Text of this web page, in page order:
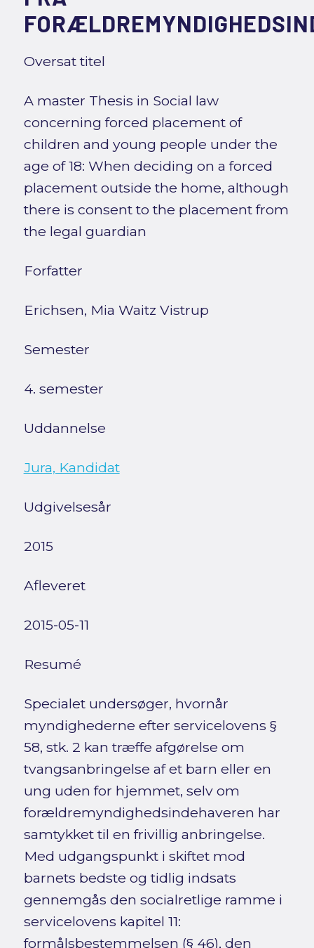
Oversat titel
A master Thesis in Social law
concerning forced placement of
children and young people under the
age of 18: When deciding on a forced
placement outside the home, although
there is consent to the placement from
the legal guardian
Forfatter
Erichsen, Mia Waitz Vistrup
Semester
4. semester
Uddannelse
Jura, Kandidat
Udgivelsesår
2015
Afleveret
2015-05-11
Resumé
Specialet undersøger, hvornår
myndighederne efter servicelovens §
58, stk. 2 kan træffe afgørelse om
tvangsanbringelse af et barn eller en
ung uden for hjemmet, selv om
forældremyndighedsindehaveren har
samtykket til en frivillig anbringelse.
Med udgangspunkt i skiftet mod
barnets bedste og tidlig indsats
gennemgås den socialretlige ramme i
servicelovens kapitel 11:
formålsbestemmelsen (§ 46), den